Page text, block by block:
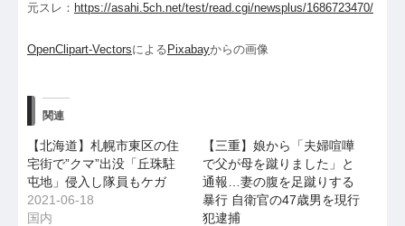
元スレ： https://asahi.5ch.net/test/read.cgi/newsplus/1686723470/
OpenClipart-Vectorsによる Pixabayからの画像
関連
【北海道】札幌市東区の住
宅街で”クマ”出没「丘珠駐
屯地」侵入し隊員もケガ
2021-06-18
国内
【三重】娘から「夫婦喧嘩
で父が母を蹴りました」と
通報…妻の腹を足蹴りする
暴行 自衛官の47歳男を現行
犯逮捕